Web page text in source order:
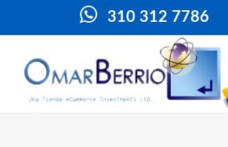
310 312 7786